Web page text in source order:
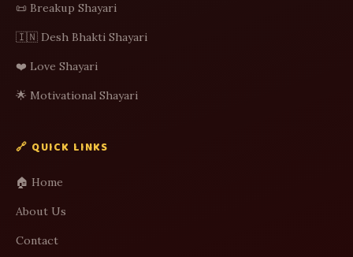
📜 Breakup Shayari
🇮🇳 Desh Bhakti Shayari
❤️ Love Shayari
🌟 Motivational Shayari
🔗 QUICK LINKS
🏠 Home
About Us
Contact